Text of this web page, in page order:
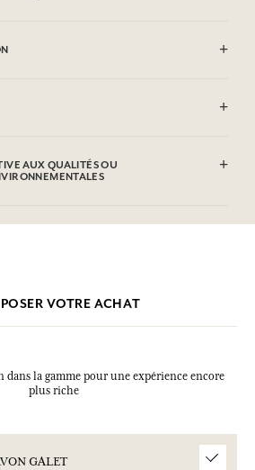
Chloride, Sodium Hydroxide,
Citronellol, Eugenol, Cinnamyl Alcohol, CI
AUX QUALITÉS OU
VOTRE ACHAT
dans la gamme pour une expérience encore
plus riche
GALET